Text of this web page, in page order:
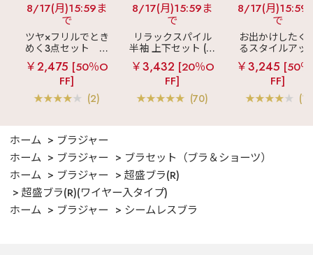
8/17(月)15:59ま
で
ツヤ×フリルでとき
めく3点セット
シ
ルキー ショートパ
ンツ 3点セット
￥2,475 [50％O
FF]
(2)
8/17(月)15:59ま
で
リラックスパイル
半袖 上下セット (男
女兼用サイズ)
￥3,432 [20％O
FF]
(70)
8/17(月)15:59
で
お出かけしたく
るスタイルアッ
見え
ストライ
フリル ロングパ
ツ 綿混 上下セ
￥3,245 [50
FF]
(1)
ホーム
ブラジャー
ホーム
ブラジャー
ブラセット（ブラ＆ショーツ）
ホーム
ブラジャー
超盛ブラ(R)
超盛ブラ(R)(ワイヤー入タイプ)
ホーム
ブラジャー シームレスブラ